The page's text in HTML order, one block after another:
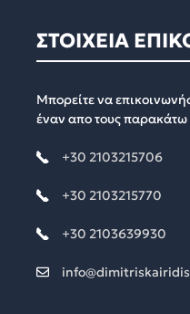
ΣΤΟΙΧΕΙΑ
Μπορείτε να
έναν απο τους παρακάτω
+30 2103215706
+30 2103215770
+30 2103639930